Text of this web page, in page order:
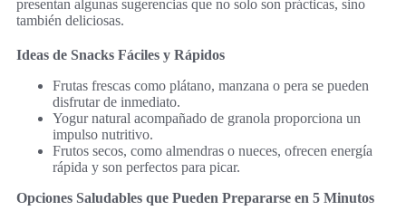
presentan algunas sugerencias que no solo son prácticas, sino
también deliciosas.
Ideas de Snacks Fáciles y Rápidos
Frutas frescas como plátano, manzana o pera se pueden
disfrutar de inmediato.
Yogur natural acompañado de granola proporciona un
impulso nutritivo.
Frutos secos, como almendras o nueces, ofrecen energía
rápida y son perfectos para picar.
Opciones Saludables que Pueden Prepararse en 5 Minutos